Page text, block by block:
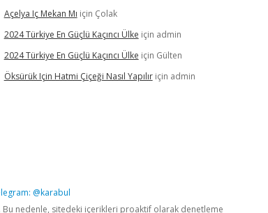
Açelya Iç Mekan Mı için Çolak
2024 Türkiye En Güçlü Kaçıncı Ülke için admin
2024 Türkiye En Güçlü Kaçıncı Ülke için Gülten
Öksürük Için Hatmi Çiçeği Nasıl Yapılıriçin admin
@karabul
Bu nedenle, sitedeki içerikleri proaktif olarak denetleme